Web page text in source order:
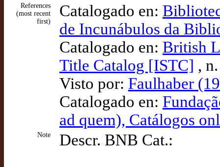
References
(most recent
first)
Catalogado en:
de Incunábulos da
Catalogado en: British
Title Catalog [ISTC] ,
Visto por: Faulhaber
Catalogado en:
ad quem), Catálogos
Note Descr. BNB Cat.: